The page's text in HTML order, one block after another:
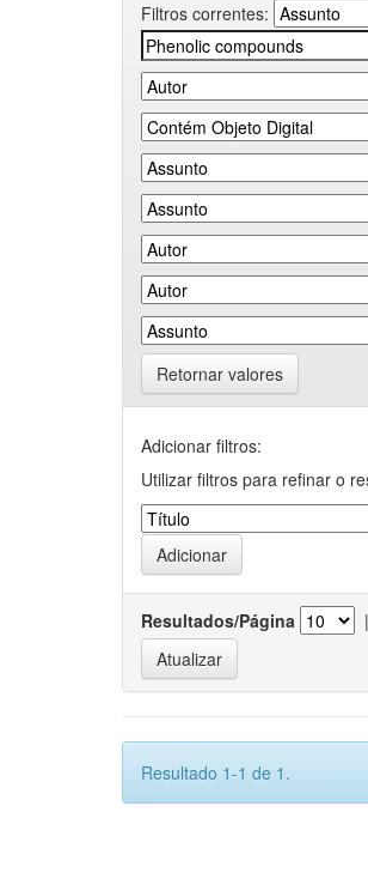
Filtros correntes:
Retornar valores
Adicionar filtros:
Utilizar filtros para refinar o
Resultados/Página |
Resultado 1-1 de 1.